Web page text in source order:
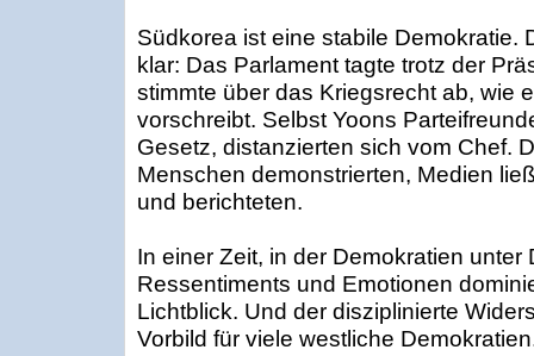
Südkorea ist eine stabile Demokratie.
klar: Das Parlament tagte trotz der
stimmte über das Kriegsrecht ab, wie
vorschreibt. Selbst Yoons
Gesetz, distanzierten sich vom Chef.
Menschen demonstrierten, Medien
und berichteten.
In einer Zeit, in der Demokratien unter
Ressentiments und Emotionen
Lichtblick. Und der diszi­plinierte
Vorbild für viele westliche